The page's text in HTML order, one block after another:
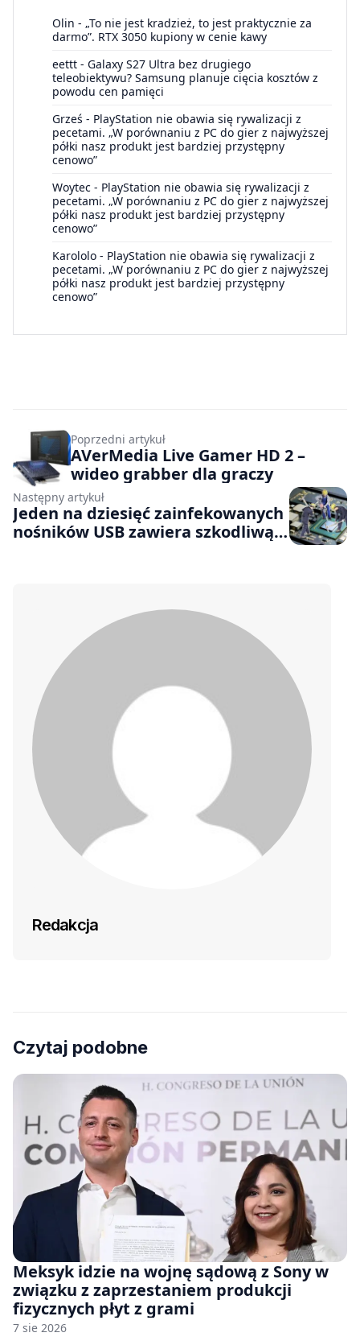
Olin - „To nie jest kradzież, to jest praktycznie za
darmo”. RTX 3050 kupiony w cenie kawy
eettt - Galaxy S27 Ultra bez drugiego
teleobiektywu? Samsung planuje cięcia kosztów z
powodu cen pamięci
Grześ - PlayStation nie obawia się rywalizacji z
pecetami. „W porównaniu z PC do gier z najwyższej
półki nasz produkt jest bardziej przystępny
cenowo”
Woytec - PlayStation nie obawia się rywalizacji z
pecetami. „W porównaniu z PC do gier z najwyższej
półki nasz produkt jest bardziej przystępny
cenowo”
Karololo - PlayStation nie obawia się rywalizacji z
pecetami. „W porównaniu z PC do gier z najwyższej
półki nasz produkt jest bardziej przystępny
cenowo”
Poprzedni artykuł
AVerMedia Live Gamer HD 2 –
wideo grabber dla graczy
Następny artykuł
Jeden na dziesięć zainfekowanych
nośników USB zawiera szkodliwą
Redakcja
Czytaj podobne
Meksyk idzie na wojnę sądową z Sony w
związku z zaprzestaniem produkcji
fizycznych płyt z grami
7 sie 2026